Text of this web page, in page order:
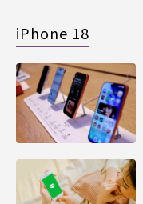
iPhone 18